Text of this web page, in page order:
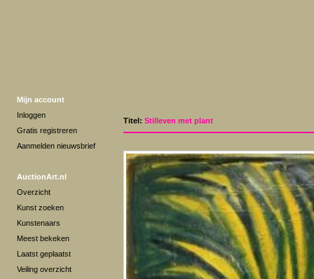
Mijn account
Inloggen
Gratis registreren
Aanmelden nieuwsbrief
AuctionArt.nl
Overzicht
Kunst zoeken
Kunstenaars
Meest bekeken
Laatst geplaatst
Veiling overzicht
Titel: Stilleven met plant